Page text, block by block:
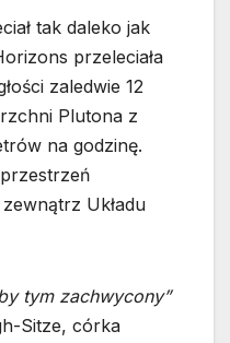
tak daleko jak
przeleciała
zaledwie 12
Plutona z
na godzinę.
Układu
tym zachwycony”
Sitze, córka